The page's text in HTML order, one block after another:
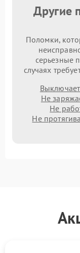
Другие
Поломки,
серьезные
случаях
Не
Не
Не